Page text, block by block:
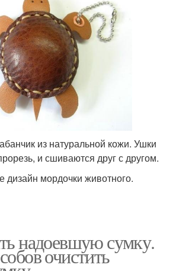
из натуральной кожи. Ушки
и сшиваются друг с другом.
мордочки животного.
надоевшую сумку.
очистить